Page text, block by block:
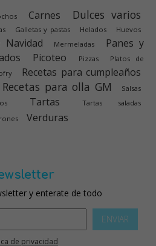
Carnes Dulces varios
Galletas y pastas Helados Huevos
Navidad Mermeladas
Panes y
Picoteo Pizzas
Platos de
Recetas para cumpleaños
Recetas para olla GM
Salsas
Tartas Tartas saladas
Verduras
y enterate de todo
ENVIAR
de privacidad